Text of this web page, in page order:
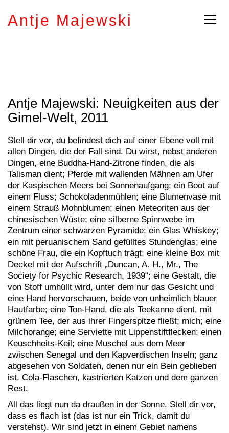
Antje Majewski
Antje Majewski: Neuigkeiten aus der
Gimel-Welt, 2011
Stell dir vor, du befindest dich auf einer Ebene voll mit
allen Dingen, die der Fall sind. Du wirst, nebst anderen
Dingen, eine Buddha-Hand-Zitrone finden, die als
Talisman dient; Pferde mit wallenden Mähnen am Ufer
der Kaspischen Meers bei Sonnenaufgang; ein Boot auf
einem Fluss; Schokoladenmühlen; eine Blumenvase mit
einem Strauß Mohnblumen; einen Meteoriten aus der
chinesischen Wüste; eine silberne Spinnwebe im
Zentrum einer schwarzen Pyramide; ein Glas Whiskey;
ein mit peruanischem Sand gefülltes Stundenglas; eine
schöne Frau, die ein Kopftuch trägt; eine kleine Box mit
Deckel mit der Aufschrift „Duncan, A. H., Mr., The
Society for Psychic Research, 1939“; eine Gestalt, die
von Stoff umhüllt wird, unter dem nur das Gesicht und
eine Hand hervorschauen, beide von unheimlich blauer
Hautfarbe; eine Ton-Hand, die als Teekanne dient, mit
grünem Tee, der aus ihrer Fingerspitze fließt; mich; eine
Milchorange; eine Serviette mit Lippenstiftflecken; einen
Keuschheits-Keil; eine Muschel aus dem Meer
zwischen Senegal und den Kapverdischen Inseln; ganz
abgesehen von Soldaten, denen nur ein Bein geblieben
ist, Cola-Flaschen, kastrierten Katzen und dem ganzen
Rest.
All das liegt nun da draußen in der Sonne. Stell dir vor,
dass es flach ist (das ist nur ein Trick, damit du
verstehst). Wir sind jetzt in einem Gebiet namens